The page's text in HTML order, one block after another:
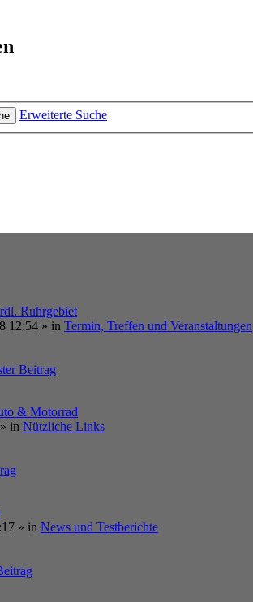
Erweiterte Suche
Ruhrgebiet
12:54 » in Termin, Treffen und Veranstaltungen
Beitrag
& Motorrad
in Nützliche Links
» in News und Testberichte